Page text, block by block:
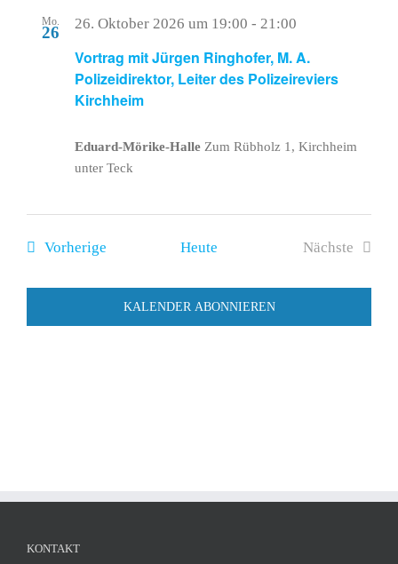
Mo.
26
Vortrag mit Jürgen Ringhofer, M. A.
Polizeidirektor, Leiter des Polizeireviers
Kirchheim
26. Oktober 2026 um 19:00 - 21:00
Eduard-Mörike-Halle Zum Rübholz 1, Kirchheim
unter Teck
VorherigeVeranstaltungen
Heute
Nächste
KALENDER ABONNIEREN
KONTAKT